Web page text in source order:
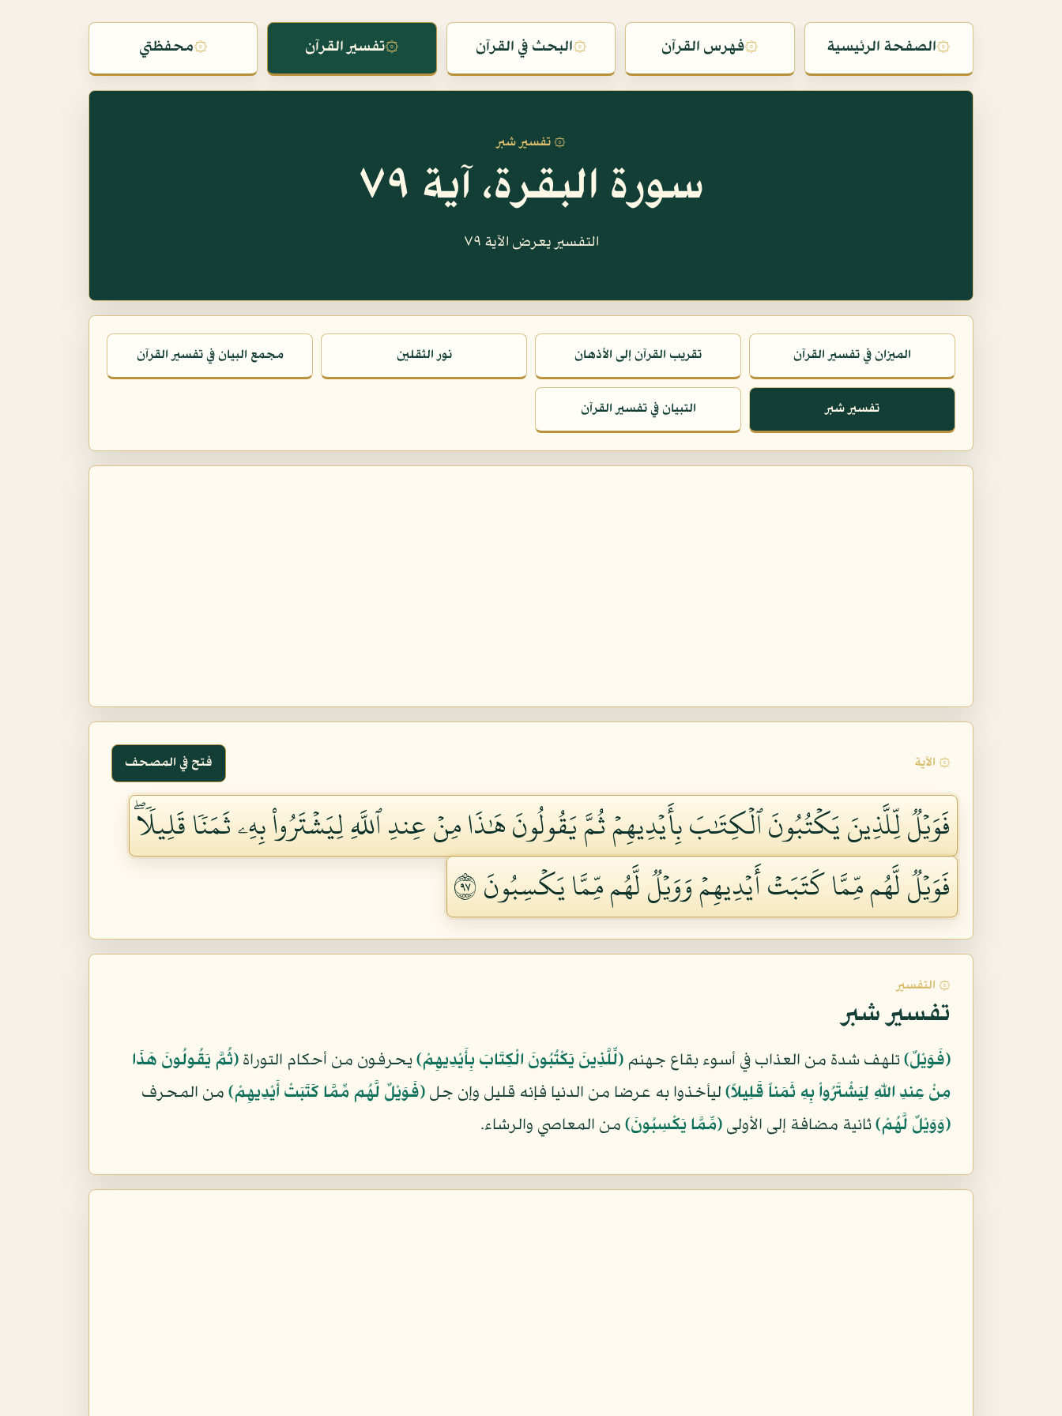
۞الصفحة الرئيسية ۞فهرس القرآن ۞البحث في القرآن ۞تفسير القرآن ۞محفظتي
۞ تفسير شبر
سورة البقرة، آية ٧٩
التفسير يعرض الآية ٧٩
الميزان في تفسير القرآن تقريب القرآن إلى الأذهان نور الثقلين مجمع البيان في تفسير القرآن
تفسير شبر التبيان في تفسير القرآن
۞ الآية فتح في المصحف
فَوَيۡلٞ لِّلَّذِينَ يَكۡتُبُونَ ٱلۡكِتَٰبَ بِأَيۡدِيهِمۡ ثُمَّ يَقُولُونَ هَٰذَا مِنۡ عِندِ ٱللَّهِ لِيَشۡتَرُواْ بِهِۦ ثَمَنٗا قَلِيلٗاۖ
فَوَيۡلٞ لَّهُم مِّمَّا كَتَبَتۡ أَيۡدِيهِمۡ وَوَيۡلٞ لَّهُم مِّمَّا يَكۡسِبُونَ ٧٩
۞ التفسير
تفسير شبر
﴿فَوَيْلٌ﴾تلهف شدة من العذاب في أسوء بقاع جهنم ﴿لِّلَّذِينَ يَكْتُبُونَ الْكِتَابَ بِأَيْدِيهِمْ﴾يحرفون من أحكام التوراة ﴿ثُمَّ يَقُولُونَ هَذَا
مِنْ عِندِ اللّهِ لِيَشْتَرُواْ بِهِ ثَمَناً قَلِيلاً﴾ ليأخذوا به عرضا من الدنيا فإنه قليل وإن جل ﴿فَوَيْلٌ لَّهُم مِّمَّا كَتَبَتْ أَيْدِيهِمْ﴾ من المحرف
﴿وَوَيْلٌ لَّهُمْ﴾ثانية مضافة إلى الأولى ﴿مِّمَّا يَكْسِبُونَ﴾ من المعاصي والرشاء.